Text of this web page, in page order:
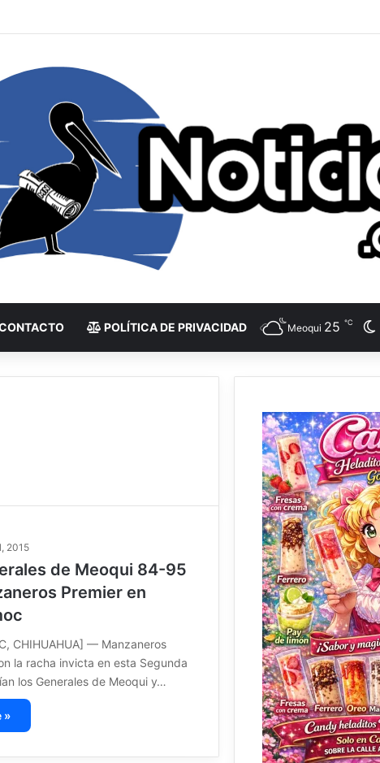
POLÍTICA DE PRIVACIDAD Meoqui 25 ℃
2015
de Meoqui 84-95
Premier en
CHIHUAHUA] — Manzaneros
la racha invicta en esta Segunda
los Generales de Meoqui y…
»